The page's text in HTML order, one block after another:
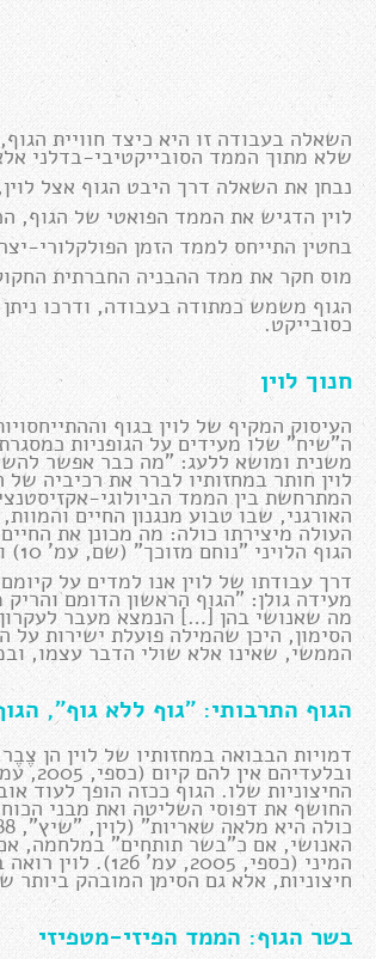
השאלה בעבודה זו היא כיצד חוויית
שלא מתוך הממד הסובייקטיבי-בדלני
נבחן את השאלה דרך היבט הגוף אצל
לוין הדגיש את הממד הפואטי של הגוף,
בחטין התייחס לממד הזמן הפולקלורי-
מוס חקר את ממד ההבניה החברתית
הגוף משמש כמתודה בעבודה, ודרכו
כסובייקט.
חנוך לוין
העיסוק המקיף של לוין בגוף
ה"שיח" שלו מעידים על הגופניות
לוין חותר במחזותיו לברר את רכיביה
המתרחשת בין הממד הביולוגי-
האורגני, שבו טבוע מנגנון החיים
הגוף הלויני "נוחם מזוכך" (שם, עמ' 10) וכוח לעשייה חברתית?
דרך עבודתו של לוין אנו למדים על
מעידה גולן: "הגוף הראשון הדומם
מה שאנושי בהן […] הנמצא מעבר לעקרון
הממשי, שאינו אלא שולי הדבר עצמו,
הגוף התרבותי: "גוף ללא גוף",
דמויות הבבואה במחזותיו של לוין הן
החיצוניות שלו. הגוף ככזה הופך לעוד
האנושי, אם כ"בשר תותחים" במלחמה,
המיני (כספי,
חיצוניות, אלא גם הסימן המובהק ביותר
בשר הגוף: הממד הפיזי-מטפיזי